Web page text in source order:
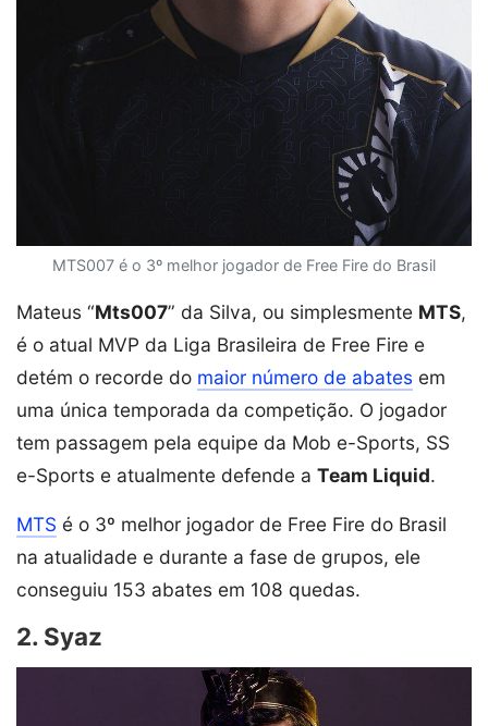
MTS007 é o 3º melhor jogador de Free Fire do Brasil
Mateus “Mts007” da Silva, ou simplesmente MTS,
é o atual MVP da Liga Brasileira de Free Fire e
detém o recorde do maior número de abates em
uma única temporada da competição. O jogador
tem passagem pela equipe da Mob e-Sports, SS
e-Sports e atualmente defende a Team Liquid.
MTS é o 3º melhor jogador de Free Fire do Brasil
na atualidade e durante a fase de grupos, ele
conseguiu 153 abates em 108 quedas.
2. Syaz